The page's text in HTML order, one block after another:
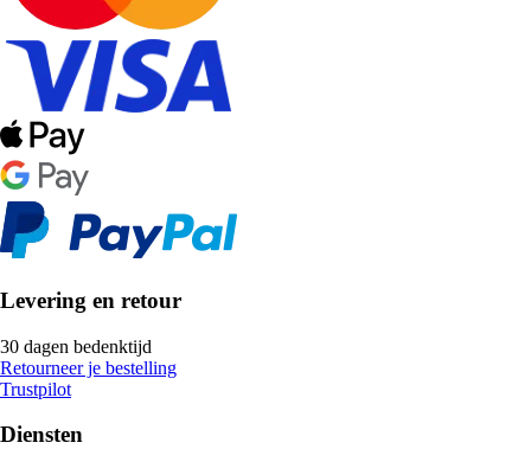
Levering en retour
30 dagen bedenktijd
Retourneer je bestelling
Trustpilot
Diensten